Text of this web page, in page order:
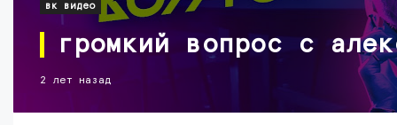
вк видео
громкий вопрос с
2 лет назад